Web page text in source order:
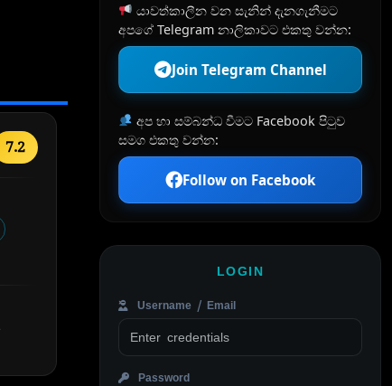
7.2
යාවත්කාලීන වන සැනින් දැනගැනීමට
අපගේ Telegram නාලිකාවට එකතු වන්න:
Join Telegram Channel
අප හා සම්බන්ධ වීමට Facebook පිටුව
සමග එකතු වන්න:
Follow on Facebook
LOGIN
Username / Email
Password